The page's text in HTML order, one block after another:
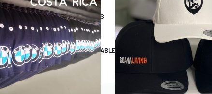
CAMISETAS
MANGA LARGA
CAMISETAS
RAGLAN
CAMISETAS
CROPTOPS
CAMISETAS
RAGLAN
IMPERMEABLES
CON
HOODIE
SIN
GORRO